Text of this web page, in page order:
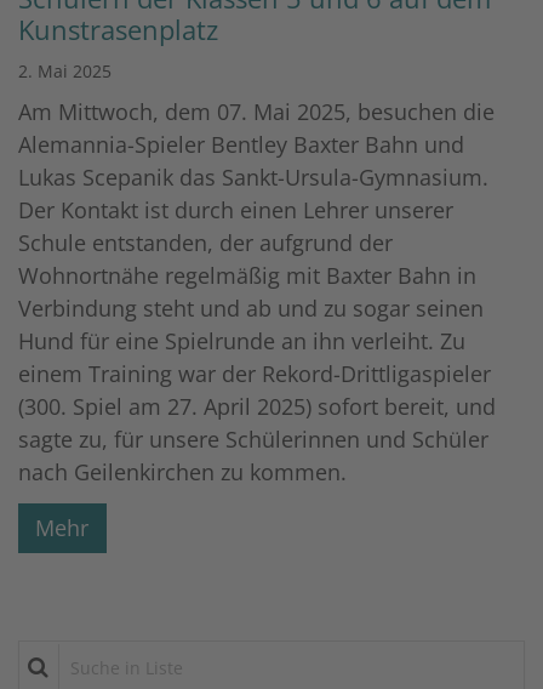
Kunstrasenplatz
2. Mai 2025
Am Mittwoch, dem 07. Mai 2025, besuchen die
Alemannia-Spieler Bentley Baxter Bahn und
Lukas Scepanik das Sankt-Ursula-Gymnasium.
Der Kontakt ist durch einen Lehrer unserer
Schule entstanden, der aufgrund der
Wohnortnähe regelmäßig mit Baxter Bahn in
Verbindung steht und ab und zu sogar seinen
Hund für eine Spielrunde an ihn verleiht. Zu
einem Training war der Rekord-Drittligaspieler
(300. Spiel am 27. April 2025) sofort bereit, und
sagte zu, für unsere Schülerinnen und Schüler
nach Geilenkirchen zu kommen.
Mehr
Suche in Liste